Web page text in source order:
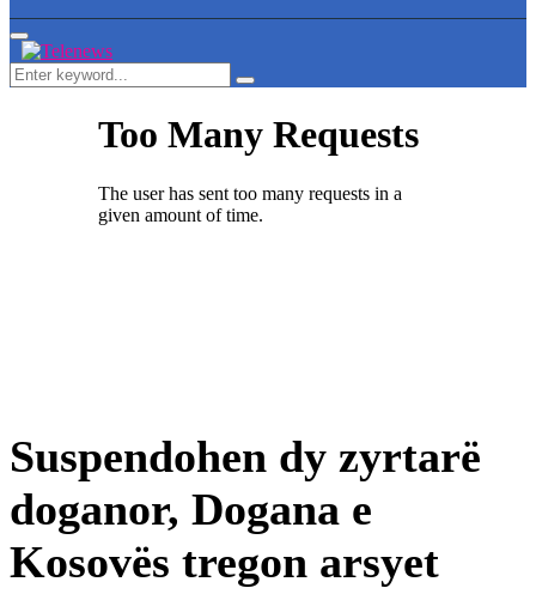
Primary
Menu
Search
for:
Search
Suspendohen dy zyrtarë
doganor, Dogana e
Kosovës tregon arsyet